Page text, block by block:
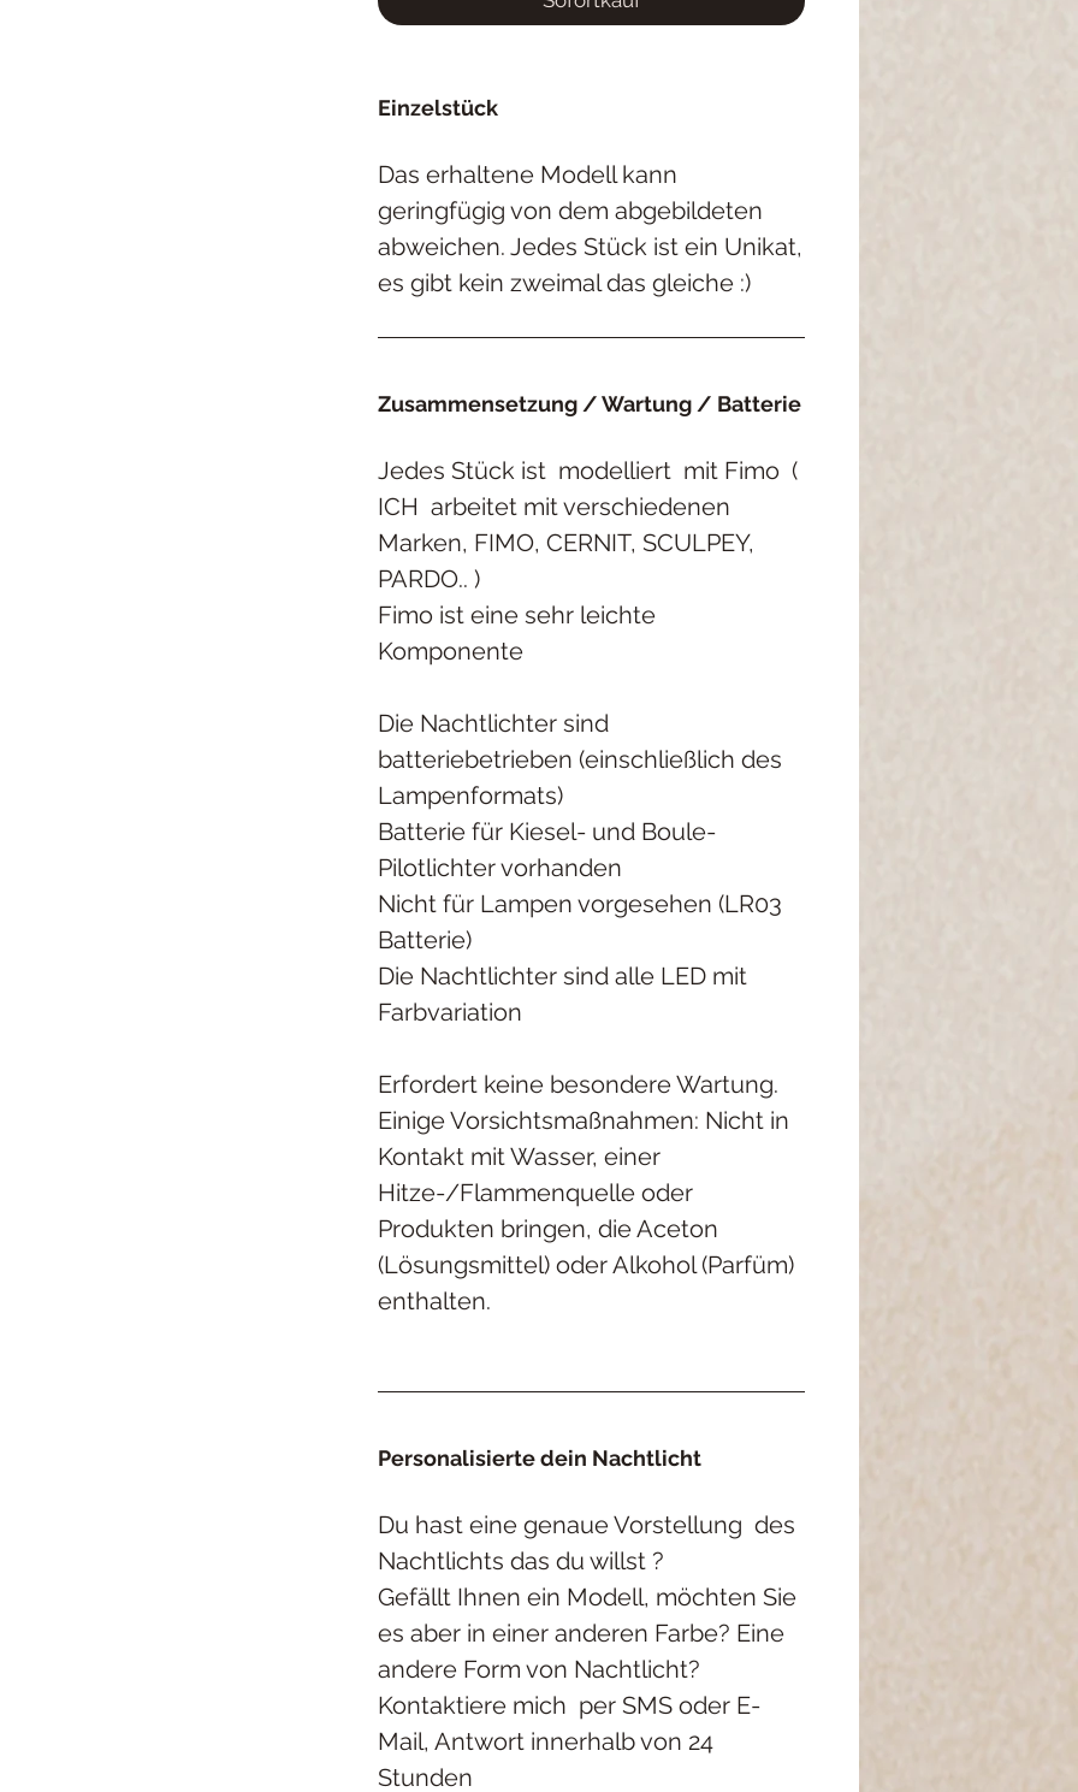
Einzelstück
Das erhaltene Modell kann
geringfügig von dem abgebildeten
abweichen. Jedes Stück ist ein Unikat,
es gibt kein zweimal das gleiche :)
Zusammensetzung / Wartung / Batterie
Jedes Stück ist modelliert mit Fimo (
ICH arbeitet mit verschiedenen
Marken, FIMO, CERNIT, SCULPEY,
PARDO.. )
Fimo ist eine sehr leichte
Komponente
Die Nachtlichter sind
batteriebetrieben (einschließlich des
Lampenformats)
Batterie für Kiesel- und Boule-
Pilotlichter vorhanden
Nicht für Lampen vorgesehen (LR03
Batterie)
Die Nachtlichter sind alle LED mit
Farbvariation
Erfordert keine besondere Wartung.
Einige Vorsichtsmaßnahmen: Nicht in
Kontakt mit Wasser, einer
Hitze-/Flammenquelle oder
Produkten bringen, die Aceton
(Lösungsmittel) oder Alkohol (Parfüm)
enthalten.
Personalisierte dein Nachtlicht
Du hast eine genaue Vorstellung des
Nachtlichts das du willst ?
Gefällt Ihnen ein Modell, möchten Sie
es aber in einer anderen Farbe? Eine
andere Form von Nachtlicht?
Kontaktiere mich per SMS oder E-
Mail, Antwort innerhalb von 24
Stunden